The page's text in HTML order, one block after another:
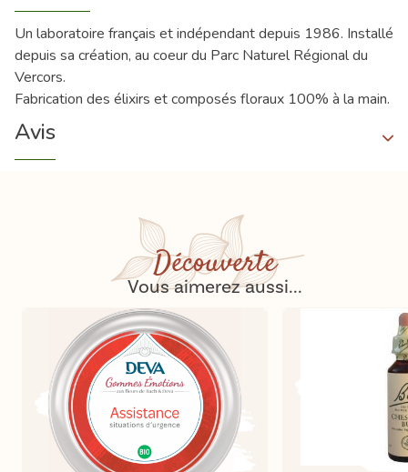
Un laboratoire français et indépendant depuis 1986. Installé
depuis sa création, au coeur du Parc Naturel Régional du
Vercors.
Fabrication des élixirs et composés floraux 100% à la main.
Avis
Découverte
Vous aimerez aussi...